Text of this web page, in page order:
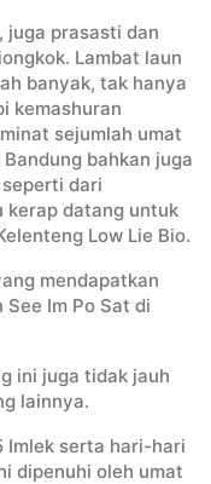
juga prasasti dan
Lambat laun
banyak, tak hanya
kemashuran
sejumlah umat
bahkan juga
dari
kerap datang untuk
Low Lie Bio.
mendapatkan
Im Po Sat di
ini juga tidak jauh
lainnya.
Imlek serta hari-hari
dipenuhi oleh umat